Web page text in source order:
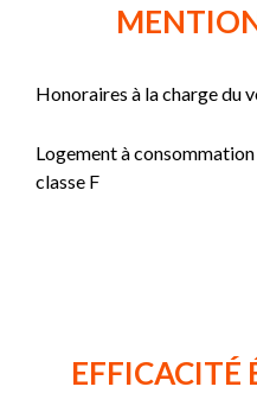
Honoraires à la charge du
Logement à
classe F
EFFICACITÉ